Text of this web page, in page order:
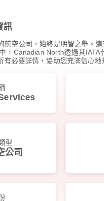
訊
航空公司，始終是明智之舉。
，Canadian North透過其
有必要詳情，協助您充滿信心地
型
公司